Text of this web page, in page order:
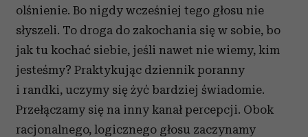
olśnienie. Bo nigdy wcześniej tego głosu nie
słyszeli. To droga do zakochania się w sobie, bo
jak tu kochać siebie, jeśli nawet nie wiemy, kim
jesteśmy? Praktykując dziennik poranny
i randki, uczymy się żyć bardziej świadomie.
Przełączamy się na inny kanał percepcji. Obok
racjonalnego, logicznego głosu zaczynamy